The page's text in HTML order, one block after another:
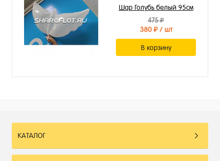
Шар Голубь белый 95см
475 ₽
380 ₽/ шт
В корзину
КАТАЛОГ